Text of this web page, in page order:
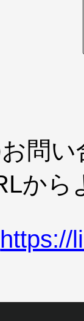
問
から
https://